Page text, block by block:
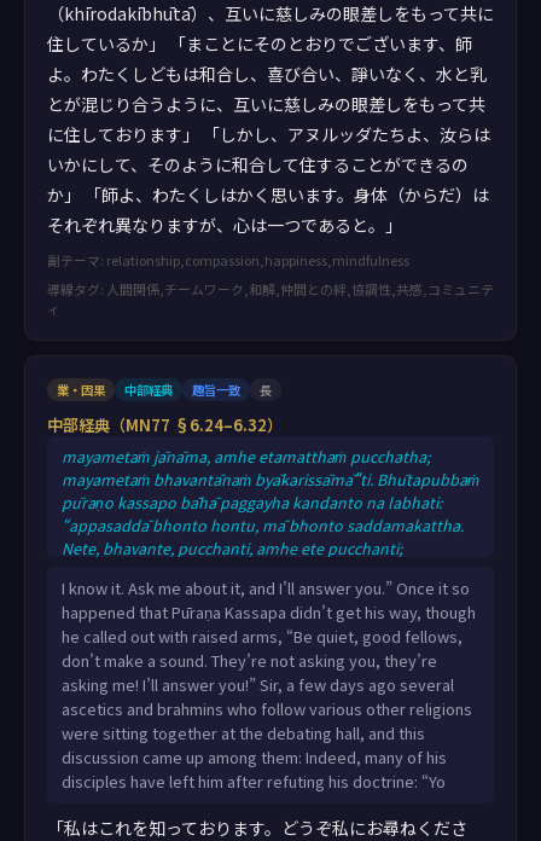
（khīrodakībhūtā）、互いに慈しみの眼差しをもって共に
住しているか」 「まことにそのとおりでございます、師
よ。わたくしどもは和合し、喜び合い、諍いなく、水と乳
とが混じり合うように、互いに慈しみの眼差しをもって共
に住しております」 「しかし、アヌルッダたちよ、汝らは
いかにして、そのように和合して住することができるの
か」 「師よ、わたくしはかく思います。身体（からだ）は
それぞれ異なりますが、心は一つであると。」
副テーマ: relationship,compassion,happiness,mindfulness
導線タグ: 人間関係,チームワーク,和解,仲間との絆,協調性,共感,コミュニテ
ィ
業・因果 中部経典 趣旨一致 長
中部経典（MN77 §6.24–6.32）
mayametaṁ jānāma, amhe etamatthaṁ pucchatha;
mayametaṁ bhavantānaṁ byākarissāmā”ti. Bhūtapubbaṁ
pūraṇo kassapo bāhā paggayha kandanto na labhati:
“appasaddā bhonto hontu, mā bhonto saddamakattha.
Nete, bhavante, pucchanti, amhe ete pucchanti;
divasāni purimatarāni nānātitthiyānaṁ
samaṇabrāhmaṇānaṁ kutūhalasālāyaṁ sannisinnānaṁ
sannipatitānaṁ ayamantarākathā udapādi: Bahū kho
pana pūraṇassa kassapassa sāvakā vādaṁ āropetvā
apakkantā: “na tvaṁ imaṁ dh
I know it. Ask me about it, and I’ll answer you.” Once it so
happened that Pūraṇa Kassapa didn’t get his way, though
he called out with raised arms, “Be quiet, good fellows,
don’t make a sound. They’re not asking you, they’re
asking me! I’ll answer you!” Sir, a few days ago several
ascetics and brahmins who follow various other religions
were sitting together at the debating hall, and this
discussion came up among them: Indeed, many of his
disciples have left him after refuting his doctrine: “Yo
「私はこれを知っております。どうぞ私にお尋ねくださ